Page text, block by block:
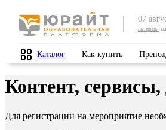
07
активны
Каталог Как купить
Контент,
Для регистрации на мероприятие